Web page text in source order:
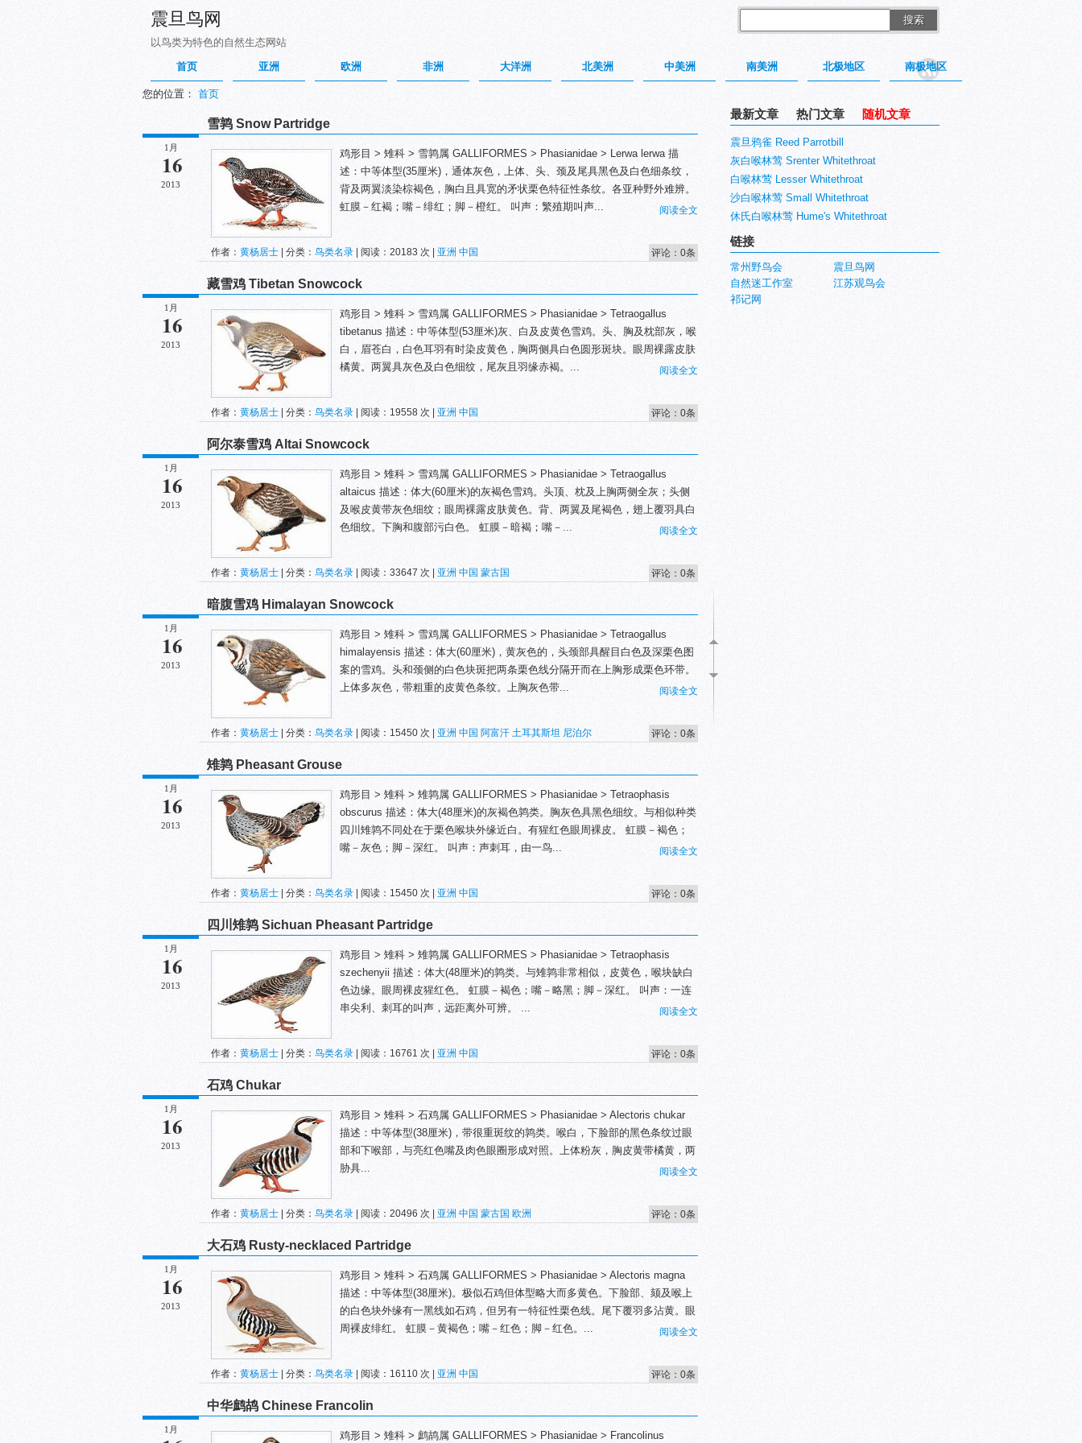
震旦鸟网
以鸟类为特色的自然生态网站
搜索
首页 亚洲 欧洲 非洲 大洋洲 北美洲 中美洲 南美洲 北极地区 南极地区
您的位置： 首页
1月
16
2013
雪鹑 Snow Partridge
鸡形目 > 雉科 > 雪鹑属 GALLIFORMES > Phasianidae > Lerwa lerwa 描
述：中等体型(35厘米)，通体灰色，上体、头、颈及尾具黑色及白色细条纹，
背及两翼淡染棕褐色，胸白且具宽的矛状栗色特征性条纹。各亚种野外难辨。
虹膜－红褐；嘴－绯红；脚－橙红。 叫声：繁殖期叫声...
阅读全文
作者： 黄杨居士 | 分类： 鸟类名录 | 阅读：20183 次 | 亚洲 中国 评论：0条
1月
16
2013
藏雪鸡 Tibetan Snowcock
鸡形目 > 雉科 > 雪鸡属 GALLIFORMES > Phasianidae > Tetraogallus
tibetanus 描述：中等体型(53厘米)灰、白及皮黄色雪鸡。头、胸及枕部灰，喉
白，眉苍白，白色耳羽有时染皮黄色，胸两侧具白色圆形斑块。眼周裸露皮肤
橘黄。两翼具灰色及白色细纹，尾灰且羽缘赤褐。...
阅读全文
作者： 黄杨居士 | 分类： 鸟类名录 | 阅读：19558 次 | 亚洲 中国 评论：0条
1月
16
2013
阿尔泰雪鸡 Altai Snowcock
鸡形目 > 雉科 > 雪鸡属 GALLIFORMES > Phasianidae > Tetraogallus
altaicus 描述：体大(60厘米)的灰褐色雪鸡。头顶、枕及上胸两侧全灰；头侧
及喉皮黄带灰色细纹；眼周裸露皮肤黄色。背、两翼及尾褐色，翅上覆羽具白
色细纹。下胸和腹部污白色。 虹膜－暗褐；嘴－...
阅读全文
作者： 黄杨居士 | 分类： 鸟类名录 | 阅读：33647 次 | 亚洲 中国 蒙古国 评论：0条
1月
16
2013
暗腹雪鸡 Himalayan Snowcock
鸡形目 > 雉科 > 雪鸡属 GALLIFORMES > Phasianidae > Tetraogallus
himalayensis 描述：体大(60厘米)，黄灰色的，头颈部具醒目白色及深栗色图
案的雪鸡。头和颈侧的白色块斑把两条栗色线分隔开而在上胸形成栗色环带。
上体多灰色，带粗重的皮黄色条纹。上胸灰色带...
阅读全文
作者： 黄杨居士 | 分类： 鸟类名录 | 阅读：15450 次 | 亚洲 中国 阿富汗 土耳其斯坦 尼泊尔 评论：0条
1月
16
2013
雉鹑 Pheasant Grouse
鸡形目 > 雉科 > 雉鹑属 GALLIFORMES > Phasianidae > Tetraophasis
obscurus 描述：体大(48厘米)的灰褐色鹑类。胸灰色具黑色细纹。与相似种类
四川雉鹑不同处在于栗色喉块外缘近白。有猩红色眼周裸皮。 虹膜－褐色；
嘴－灰色；脚－深红。 叫声：声刺耳，由一鸟...
阅读全文
作者： 黄杨居士 | 分类： 鸟类名录 | 阅读：15450 次 | 亚洲 中国 评论：0条
1月
16
2013
四川雉鹑 Sichuan Pheasant Partridge
鸡形目 > 雉科 > 雉鹑属 GALLIFORMES > Phasianidae > Tetraophasis
szechenyii 描述：体大(48厘米)的鹑类。与雉鹑非常相似，皮黄色，喉块缺白
色边缘。眼周裸皮猩红色。 虹膜－褐色；嘴－略黑；脚－深红。 叫声：一连
串尖利、刺耳的叫声，远距离外可辨。 ...
阅读全文
作者： 黄杨居士 | 分类： 鸟类名录 | 阅读：16761 次 | 亚洲 中国 评论：0条
1月
16
2013
石鸡 Chukar
鸡形目 > 雉科 > 石鸡属 GALLIFORMES > Phasianidae > Alectoris chukar
描述：中等体型(38厘米)，带很重斑纹的鹑类。喉白，下脸部的黑色条纹过眼
部和下喉部，与亮红色嘴及肉色眼圈形成对照。上体粉灰，胸皮黄带橘黄，两
胁具...
阅读全文
作者： 黄杨居士 | 分类： 鸟类名录 | 阅读：20496 次 | 亚洲 中国 蒙古国 欧洲 评论：0条
1月
16
2013
大石鸡 Rusty-necklaced Partridge
鸡形目 > 雉科 > 石鸡属 GALLIFORMES > Phasianidae > Alectoris magna
描述：中等体型(38厘米)。极似石鸡但体型略大而多黄色。下脸部、颏及喉上
的白色块外缘有一黑线如石鸡，但另有一特征性栗色线。尾下覆羽多沾黄。眼
周裸皮绯红。 虹膜－黄褐色；嘴－红色；脚－红色。...
阅读全文
作者： 黄杨居士 | 分类： 鸟类名录 | 阅读：16110 次 | 亚洲 中国 评论：0条
1月
中华鹧鸪 Chinese Francolin
鸡形目 > 雉科 > 鹧鸪属 GALLIFORMES > Phasianidae > Francolinus
最新文章 热门文章 随机文章
震旦鸦雀 Reed Parrotbill
灰白喉林莺 Srenter Whitethroat
白喉林莺 Lesser Whitethroat
沙白喉林莺 Small Whitethroat
休氏白喉林莺 Hume's Whitethroat
链接
常州野鸟会
震旦鸟网
自然迷工作室
江苏观鸟会
祁记网